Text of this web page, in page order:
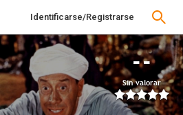
Identificarse/Registrarse
--
Sin valorar